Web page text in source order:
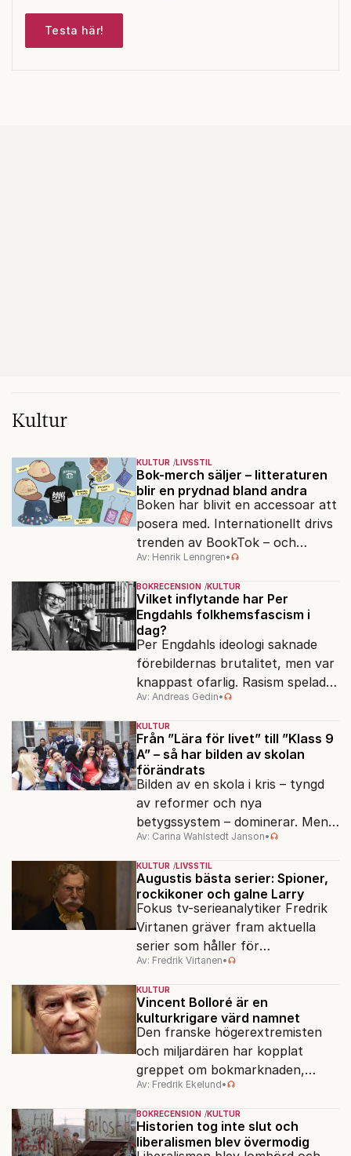
Testa här!
Kultur
KULTUR LIVSSTIL
Bok-merch säljer – litteraturen
blir en prydnad bland andra
Boken har blivit en accessoar att
posera med. Internationellt drivs
trenden av BookTok – och
förlagen följer efter.
Av: Henrik Lenngren•
BOKRECENSION KULTUR
Vilket inflytande har Per
Engdahls folkhemsfascism i
dag?
Per Engdahls ideologi saknade
förebildernas brutalitet, men var
knappast ofarlig. Rasism spelades
ned i förmån för "kultur". Känns
det igen?
Av: Andreas Gedin•
KULTUR
Från ”Lära för livet” till ”Klass 9
A” – så har bilden av skolan
förändrats
Bilden av en skola i kris – tyngd
av reformer och nya
betygssystem – dominerar. Men
vem äger berättelsen om skolan?
Av: Carina Wahlstedt Janson•
KULTUR LIVSSTIL
Augustis bästa serier: Spioner,
rockikoner och galne Larry
Fokus tv-serieanalytiker Fredrik
Virtanen gräver fram aktuella
serier som håller för
augustisoffan – när
sensommarmörkret smyger sig
på och tv-utbudet blir din bästa
vän.
Av: Fredrik Virtanen•
KULTUR
Vincent Bolloré är en
kulturkrigare värd namnet
Den franske högerextremisten
och miljardären har kopplat
greppet om bokmarknaden,
filmbolag, tv- och radiokanaler.
Det ska föra Le Pen till seger.
Av: Fredrik Ekelund•
BOKRECENSION KULTUR
Historien tog inte slut och
liberalismen blev övermodig